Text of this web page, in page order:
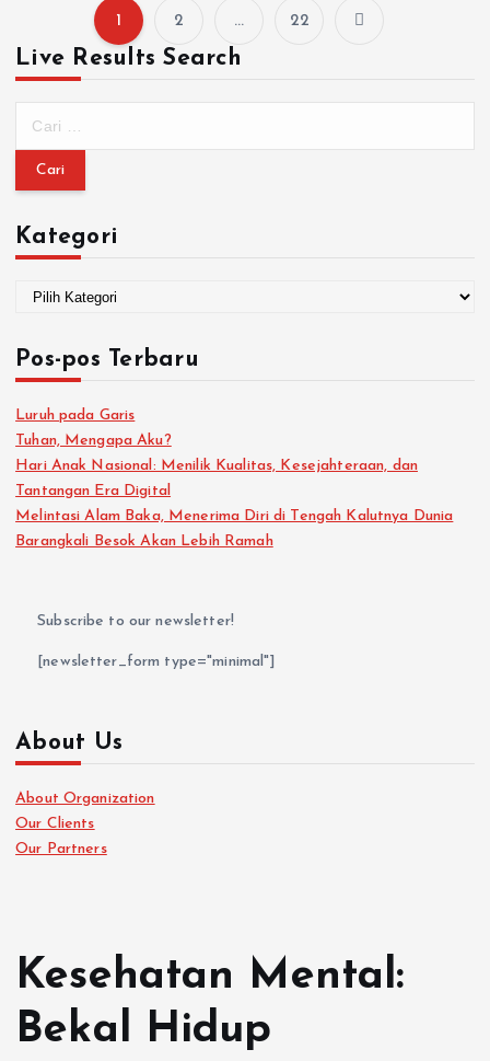
1 2 … 22
Live Results Search
Kategori
Pos-pos Terbaru
Luruh pada Garis
Tuhan, Mengapa Aku?
Hari Anak Nasional: Menilik Kualitas, Kesejahteraan, dan
Tantangan Era Digital
Melintasi Alam Baka, Menerima Diri di Tengah Kalutnya Dunia
Barangkali Besok Akan Lebih Ramah
Subscribe to our newsletter!
[newsletter_form type="minimal"]
About Us
About Organization
Our Clients
Our Partners
Kesehatan Mental:
Bekal Hidup